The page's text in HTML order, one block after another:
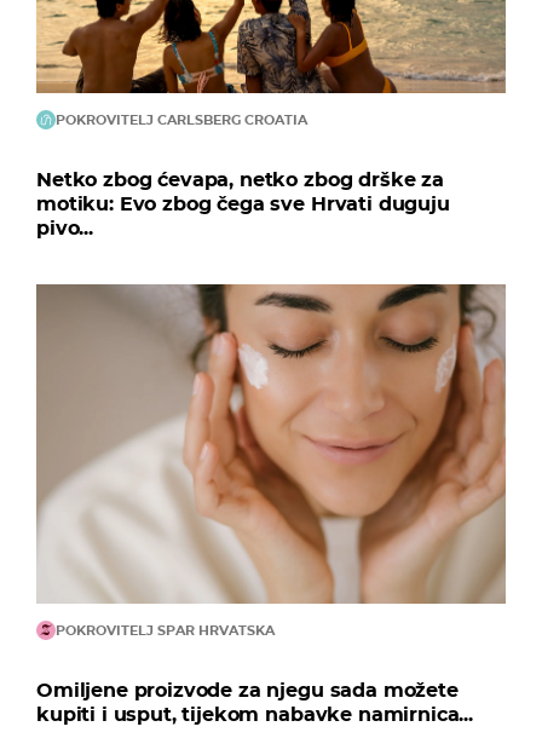
POKROVITELJ CARLSBERG CROATIA
Netko zbog ćevapa, netko zbog drške za
motiku: Evo zbog čega sve Hrvati duguju
pivo...
POKROVITELJ SPAR HRVATSKA
Omiljene proizvode za njegu sada možete
kupiti i usput, tijekom nabavke namirnica...